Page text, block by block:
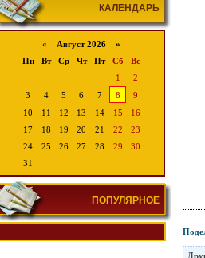
КАЛЕНДАРЬ
« Август 2026 »
Пн
Вт Ср Чт Пт Сб
Вс
1
2
3
4 5 6 7 8
9
10
11 12 13 14 15
16
17
18 19 20 21 22
23
24
25 26 27 28 29
30
31
ПОПУЛЯРНОЕ